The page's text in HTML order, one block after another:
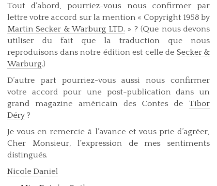
Tout d’abord, pourriez-vous nous confirmer par
lettre votre accord sur la mention « Copyright 1958 by
Martin Secker & Warburg LTD. » ? (Que nous devons
utiliser du fait que la traduction que nous
reproduisons dans notre édition est celle de Secker &
Warburg.)
D’autre part pourriez-vous aussi nous confirmer
votre accord pour une post-publication dans un
grand magazine américain des Contes de Tibor
Déry ?
Je vous en remercie à l’avance et vous prie d’agréer,
Cher Monsieur, l’expression de mes sentiments
distingués.
Nicole Daniel